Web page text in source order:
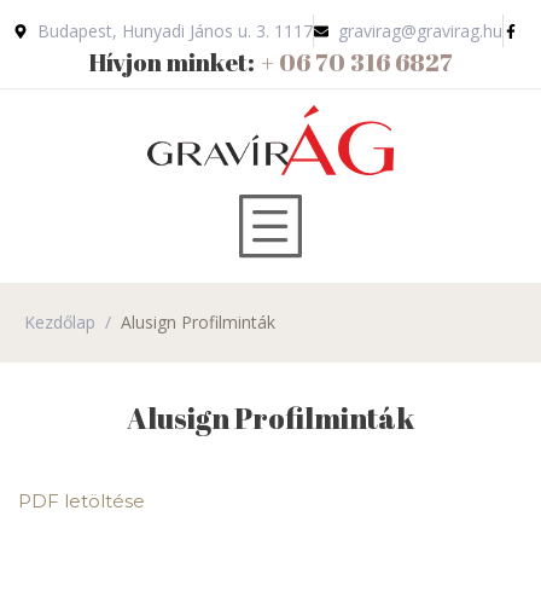
Budapest, Hunyadi János u. 3. 1117 gravirag@gravirag.hu
Hívjon minket: + 06 70 316 6827
Kezdőlap / Alusign Profilminták
Alusign Profilminták
PDF letöltése